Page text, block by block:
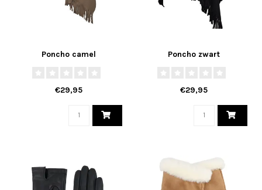
Poncho camel
€29,95
Poncho zwart
€29,95